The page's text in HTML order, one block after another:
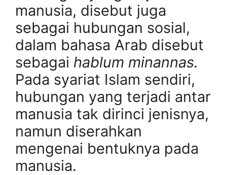
manusia, disebut juga
sebagai hubungan sosial,
dalam bahasa Arab disebut
sebagai hablum minannas.
Pada syariat Islam sendiri,
hubungan yang terjadi antar
manusia tak dirinci jenisnya,
namun diserahkan
mengenai bentuknya pada
manusia.